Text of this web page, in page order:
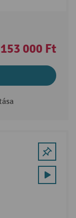
153 000 Ft